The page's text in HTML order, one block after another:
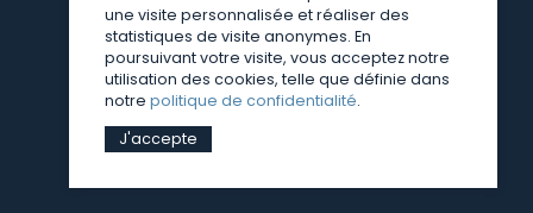
© SUZAC 2026
une réalisation Sitedit
une visite personnalisée et réaliser des
statistiques de visite anonymes. En
poursuivant votre visite, vous acceptez notre
utilisation des cookies, telle que définie dans
notre politique de confidentialité.
J'accepte